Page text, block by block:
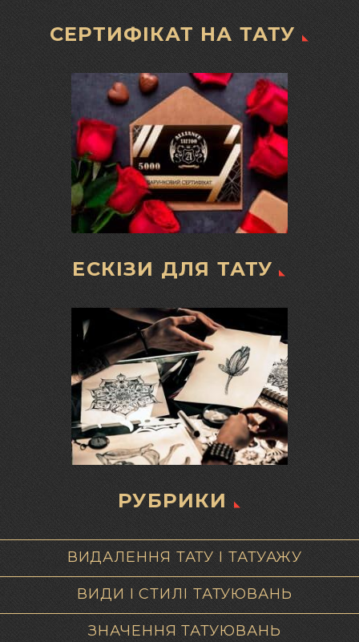
СЕРТИФІКАТ НА ТАТУ
ЕСКІЗИ ДЛЯ ТАТУ
РУБРИКИ
ВИДАЛЕННЯ ТАТУ І ТАТУАЖУ
ВИДИ І СТИЛІ ТАТУЮВАНЬ
ЗНАЧЕННЯ ТАТУЮВАНЬ